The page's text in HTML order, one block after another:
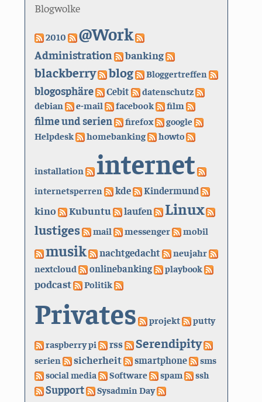
Blogwolke
2010 @Work
Administration banking
blackberry blog Bloggertreffen
blogosphäre Cebit datenschutz
debian e-mail facebook film
filme und serien firefox
google
Helpdesk
homebanking howto
installation internet
internetsperren kde Kindermund
kino Kubuntu laufen Linux
lustiges mail messenger mobil
musik nachtgedacht neujahr
nextcloud onlinebanking playbook
podcast Politik
Privates projekt putty
raspberry pi rss Serendipity
serien sicherheit smartphone
sms
social media
Software spam ssh
Support Sysadmin Day